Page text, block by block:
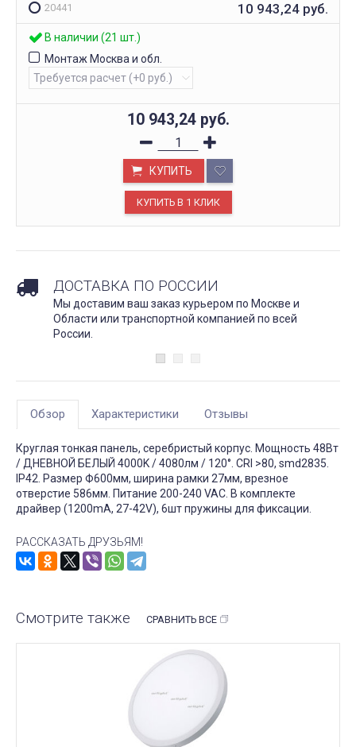
20441 10 943,24 руб.
В наличии (21 шт.)
Монтаж Москва и обл.
10 943,24 руб.
КУПИТЬ
ДОСТАВКА ПО РОССИИ
Мы доставим ваш заказ курьером по Москве и
Области или транспортной компанией по всей
России.
Обзор Характеристики Отзывы
Круглая тонкая панель, серебристый корпус. Мощность 48Вт
/ ДНЕВНОЙ БЕЛЫЙ 4000K / 4080лм / 120°. CRI >80, smd2835.
IP42. Размер Ф600мм, ширина рамки 27мм, врезное
отверстие 586мм. Питание 200-240 VAC. В комплекте
драйвер (1200mA, 27-42V), 6шт пружины для фиксации.
РАССКАЗАТЬ ДРУЗЬЯМ!
Смотрите также СРАВНИТЬ ВСЕ